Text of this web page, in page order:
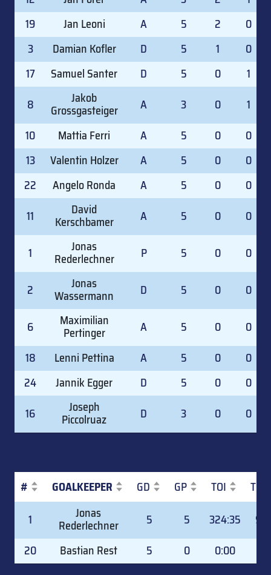
19
Jan Leoni A 5 2
0
3
Damian Kofler D 5 1
0
17
Samuel Santer D 5 0
1
8
Jakob
Grossgasteiger A 3 0
1
10
Mattia Ferri A 5 0
0
13
Valentin Holzer A 5 0
0
22
Angelo Ronda A 5 0
0
11
David
Kerschbamer A 5 0 0
1 Jonas
Rederlechner P 5 0 0
2 Jonas
Wassermann D 5 0 0
6 Maximilian
Pertinger A 5 0
0
18
Lenni Pettina A 5 0
0
24
Jannik Egger D 5 0
0
16
Joseph
Piccolruaz D 3 0 0
# GOALKEEPER GD GP TOI
GOALKEEPER
1 Jonas
Rederlechner 5 5 324:35
20
Bastian Rest 5 0 0:00